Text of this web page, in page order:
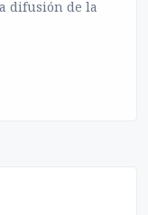
difusión de la